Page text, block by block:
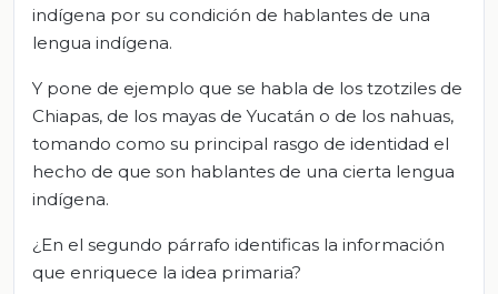
indígena por su condición de hablantes de una
lengua indígena.
Y pone de ejemplo que se habla de los tzotziles de
Chiapas, de los mayas de Yucatán o de los nahuas,
tomando como su principal rasgo de identidad el
hecho de que son hablantes de una cierta lengua
indígena.
¿En el segundo párrafo identificas la información
que enriquece la idea primaria?